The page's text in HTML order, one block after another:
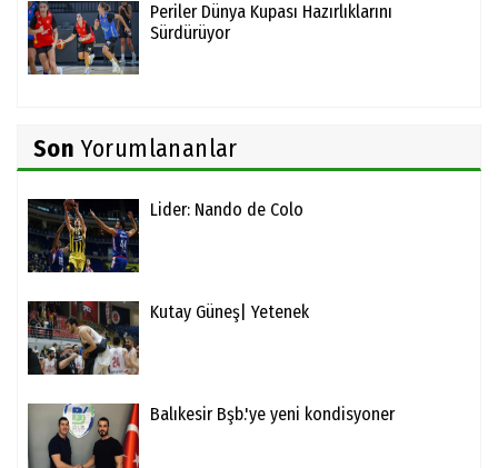
Periler Dünya Kupası Hazırlıklarını
Sürdürüyor
Son Yorumlananlar
Lider: Nando de Colo
Kutay Güneş| Yetenek
Balıkesir Bşb.'ye yeni kondisyoner